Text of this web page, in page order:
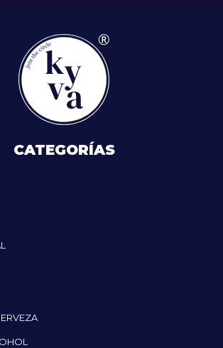
CATEGORÍAS